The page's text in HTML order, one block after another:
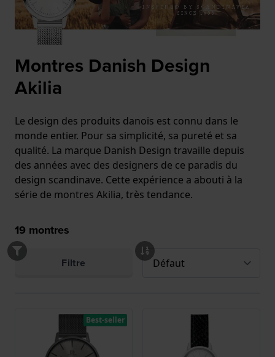
Montres Danish Design
Akilia
Le design des produits danois est connu dans le
monde entier. Pour sa simplicité, sa pureté et sa
qualité. La marque Danish Design travaille depuis
des années avec des designers de ce paradis du
design scandinave. Cette expérience a abouti à la
série de montres Akilia, très tendance.
19 montres
Filtre
Best-seller